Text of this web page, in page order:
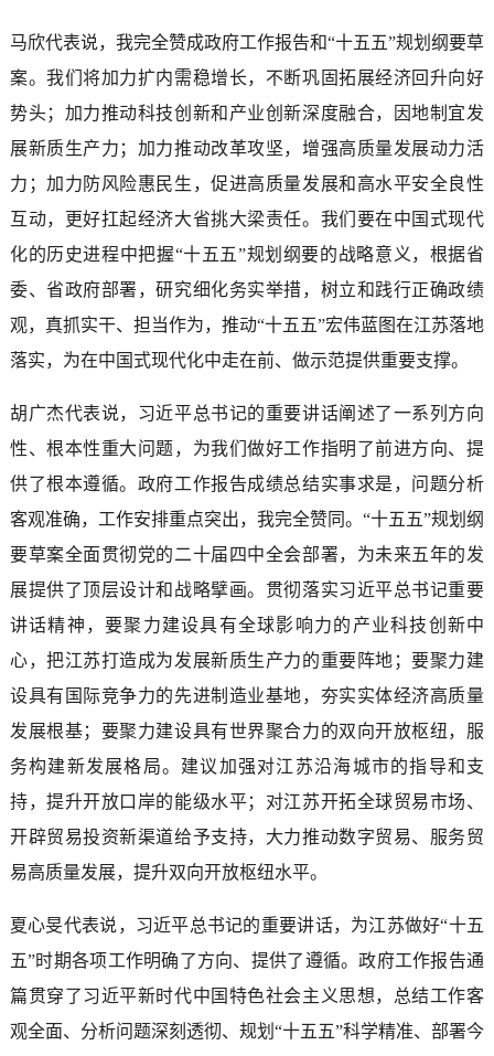
马欣代表说，我完全赞成政府工作报告和“十五五”规划纲要草
案。我们将加力扩内需稳增长，不断巩固拓展经济回升向好
势头；加力推动科技创新和产业创新深度融合，因地制宜发
展新质生产力；加力推动改革攻坚，增强高质量发展动力活
力；加力防风险惠民生，促进高质量发展和高水平安全良性
互动，更好扛起经济大省挑大梁责任。我们要在中国式现代
化的历史进程中把握“十五五”规划纲要的战略意义，根据省
委、省政府部署，研究细化务实举措，树立和践行正确政绩
观，真抓实干、担当作为，推动“十五五”宏伟蓝图在江苏落地
落实，为在中国式现代化中走在前、做示范提供重要支撑。
胡广杰代表说，习近平总书记的重要讲话阐述了一系列方向
性、根本性重大问题，为我们做好工作指明了前进方向、提
供了根本遵循。政府工作报告成绩总结实事求是，问题分析
客观准确，工作安排重点突出，我完全赞同。“十五五”规划纲
要草案全面贯彻党的二十届四中全会部署，为未来五年的发
展提供了顶层设计和战略擘画。贯彻落实习近平总书记重要
讲话精神，要聚力建设具有全球影响力的产业科技创新中
心，把江苏打造成为发展新质生产力的重要阵地；要聚力建
设具有国际竞争力的先进制造业基地，夯实实体经济高质量
发展根基；要聚力建设具有世界聚合力的双向开放枢纽，服
务构建新发展格局。建议加强对江苏沿海城市的指导和支
持，提升开放口岸的能级水平；对江苏开拓全球贸易市场、
开辟贸易投资新渠道给予支持，大力推动数字贸易、服务贸
易高质量发展，提升双向开放枢纽水平。
夏心旻代表说，习近平总书记的重要讲话，为江苏做好“十五
五”时期各项工作明确了方向、提供了遵循。政府工作报告通
篇贯穿了习近平新时代中国特色社会主义思想，总结工作客
观全面、分析问题深刻透彻、规划“十五五”科学精准、部署今